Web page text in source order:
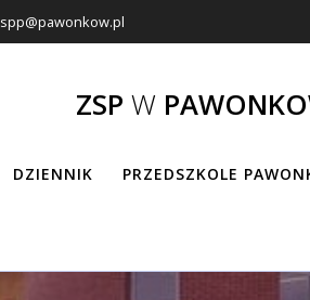
spp@pawonkow.pl
ZSP W
DZIENNIK PRZEDSZKOLE